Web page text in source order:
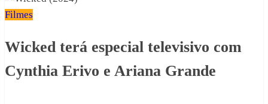
Filmes
Wicked terá especial televisivo com
Cynthia Erivo e Ariana Grande